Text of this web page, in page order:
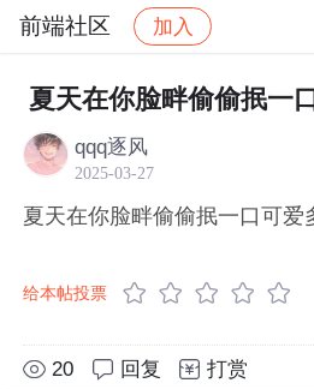
前端社区 加入
社区 前端社区 感慨
夏天在你脸畔偷偷抿一
qqq逐风
2025-03-27
夏天在你脸畔偷偷抿一口可爱
给本帖投票
20 回复 打赏